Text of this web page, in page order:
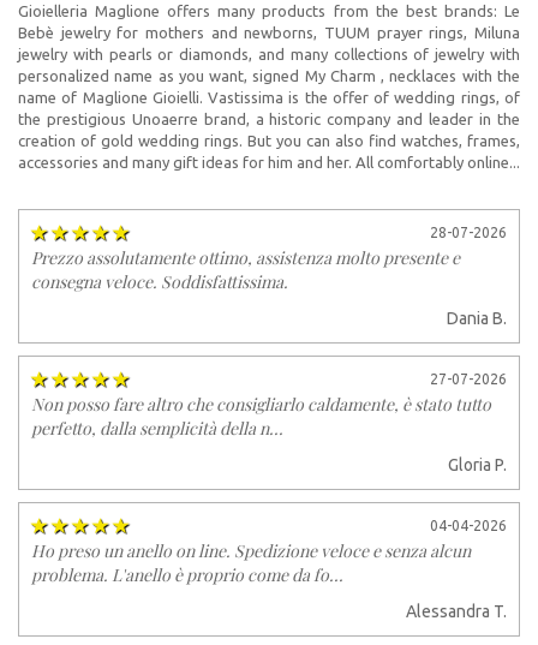
Gioielleria Maglione offers many products from the best brands: Le
Bebè jewelry for mothers and newborns, TUUM prayer rings, Miluna
jewelry with pearls or diamonds, and many collections of jewelry with
personalized name as you want, signed My Charm , necklaces with the
name of Maglione Gioielli. Vastissima is the offer of wedding rings, of
the prestigious Unoaerre brand, a historic company and leader in the
creation of gold wedding rings. But you can also find watches, frames,
accessories and many gift ideas for him and her. All comfortably online...
28-07-2026
Prezzo assolutamente ottimo, assistenza molto presente e
consegna veloce. Soddisfattissima.
Dania B.
27-07-2026
Non posso fare altro che consigliarlo caldamente, è stato tutto
perfetto, dalla semplicità della n...
Gloria P.
04-04-2026
Ho preso un anello on line. Spedizione veloce e senza alcun
problema. L'anello è proprio come da fo...
Alessandra T.